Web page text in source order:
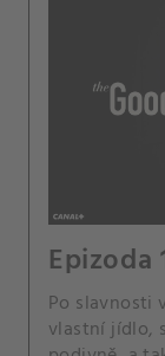
Epizoda
Po slavnosti
vlastní jídlo,